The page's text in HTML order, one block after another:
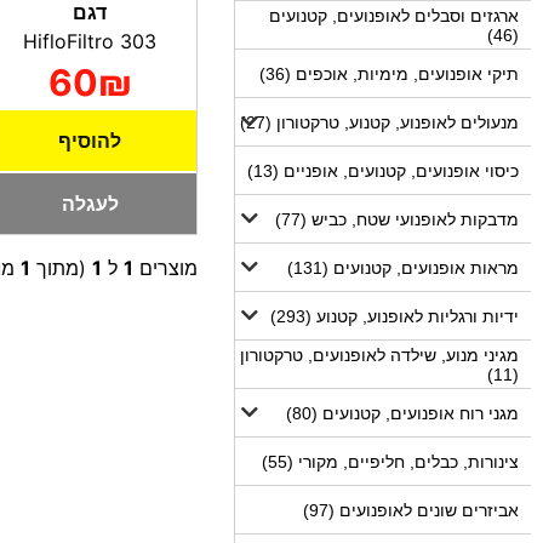
ארגזים וסבלים לאופנועים, קטנועים
(46)
תיקי אופנועים, מימיות, אוכפים (36)
מנעולים לאופנוע, קטנוע, טרקטורון (27)
כיסוי אופנועים, קטנועים, אופניים (13)
מדבקות לאופנועי שטח, כביש (77)
מראות אופנועים, קטנועים (131)
ידיות ורגליות לאופנוע, קטנוע (293)
מגיני מנוע, שילדה לאופנועים, טרקטורון
(11)
מגני רוח אופנועים, קטנועים (80)
צינורות, כבלים, חליפיים, מקורי (55)
אביזרים שונים לאופנועים (97)
דגם
60₪
להוסיף
לעגלה
מוצרים 1 ל 1 (מתוך 1